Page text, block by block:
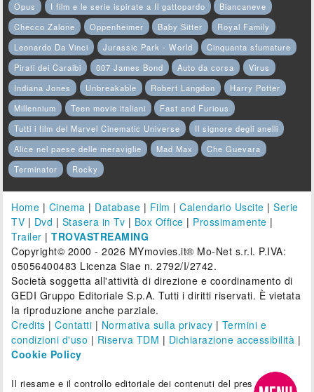
Opus
I film e le serie ispirate a Il gattopardo
Biancaneve
Checco Zalone
Oppenheimer Baby Sitter
Royal Family
Leonardo Da Vinci
Jurassic Park - World
Cinquanta sfumature
Pirati dei Caraibi
007 James Bond Auto da corsa
Virus
Indiana Jones
Unbreakable Robert Langdon
Harry Potter
Millennium
Teen movie italiani
Fast and Furious
Tutti i film del Marvel Cinematic Universe
Il signore degli anelli
Alice nel paese delle meraviglie
Mad Max
Che Guevara
Terminator
Rocky
Home | Cinema | Database | Film |Calendario Uscite |Serie
TV | Dvd | Stasera in Tv | Box Office | Prossimamente |
Trailer |TROVASTREAMING
Copyright© 2000 - 2026 MYmovies.it® Mo-Net s.r.l. P.IVA:
05056400483 Licenza Siae n. 2792/I/2742.
Società soggetta all'attività di direzione e coordinamento di
GEDI Gruppo Editoriale S.p.A. Tutti i diritti riservati. È vietata
la riproduzione anche parziale.
Credits |Contatti | Normativa sulla privacy | Termini e
condizioni d'uso | Riserva TDM | Dichiarazione accessibilità |
Cookie Policy
Il riesame e il controllo editoriale dei contenuti del presente sito